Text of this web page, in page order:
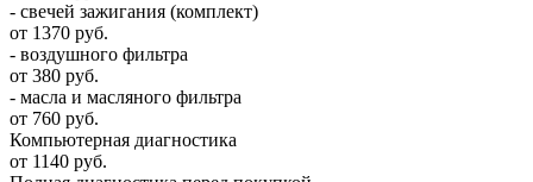
- свечей зажигания (комплект)
от 1370 руб.
- воздушного фильтра
от 380 руб.
- масла и масляного фильтра
от 760 руб.
Компьютерная диагностика
от 1140 руб.